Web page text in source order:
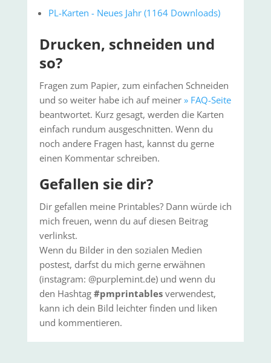
PL-Karten - Neues Jahr (1164 Downloads)
Drucken, schneiden und
so?
Fragen zum Papier, zum einfachen Schneiden
und so weiter habe ich auf meiner » FAQ-Seite
beantwortet. Kurz gesagt, werden die Karten
einfach rundum ausgeschnitten. Wenn du
noch andere Fragen hast, kannst du gerne
einen Kommentar schreiben.
Gefallen sie dir?
Dir gefallen meine Printables? Dann würde ich
mich freuen, wenn du auf diesen Beitrag
verlinkst.
Wenn du Bilder in den sozialen Medien
postest, darfst du mich gerne erwähnen
(instagram: @purplemint.de) und wenn du
den Hashtag #pmprintablesverwendest,
kann ich dein Bild leichter finden und liken
und kommentieren.